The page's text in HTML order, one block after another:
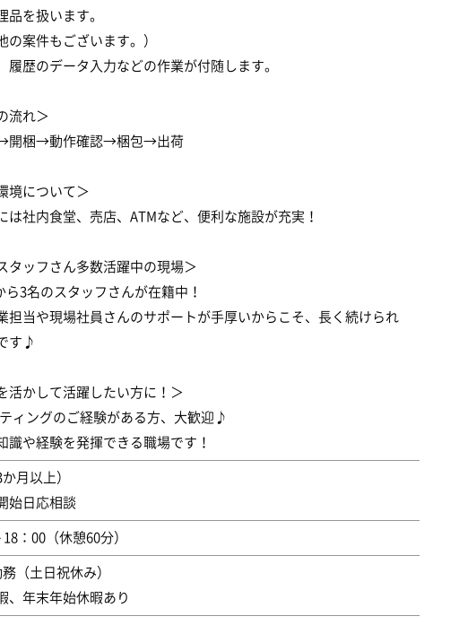
品を扱います。
の案件もございます。）
履歴のデータ入力などの作業が付随します。
流れ＞
開梱→動作確認→梱包→出荷
境について＞
は社内食堂、売店、ATMなど、便利な施設が充実！
タッフさん多数活躍中の現場＞
ら3名のスタッフさんが在籍中！
担当や現場社員さんのサポートが手厚いからこそ、長く続けられ
す♪
活かして活躍したい方に！＞
ィングのご経験がある方、大歓迎♪
識や経験を発揮できる職場です！
月以上）
始日応相談
：00（休憩60分）
（土日祝休み）
、年末年始休暇あり